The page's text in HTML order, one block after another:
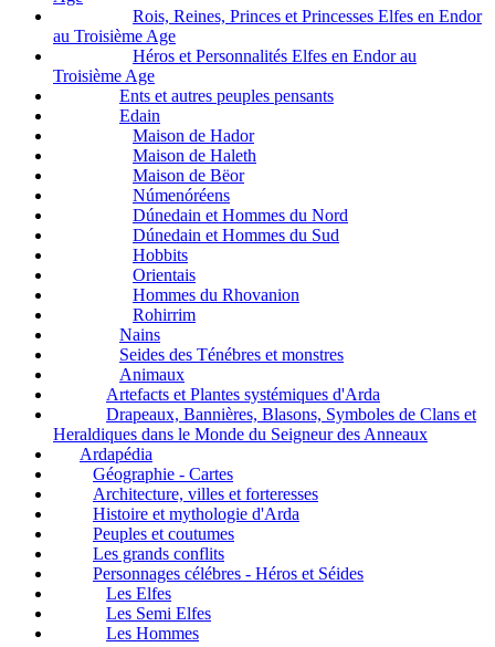
Rois, Reines, Princes et Princesses Elfes en Endor
au Troisième Age
Héros et Personnalités Elfes en Endor au
Troisième Age
Ents et autres peuples pensants
Edain
Maison de Hador
Maison de Haleth
Maison de Bëor
Númenóréens
Dúnedain et Hommes du Nord
Dúnedain et Hommes du Sud
Hobbits
Orientais
Hommes du Rhovanion
Rohirrim
Nains
Seides des Ténébres et monstres
Animaux
Artefacts et Plantes systémiques d'Arda
Drapeaux, Bannières, Blasons, Symboles de Clans et
Heraldiques dans le Monde du Seigneur des Anneaux
Ardapédia
Géographie - Cartes
Architecture, villes et forteresses
Histoire et mythologie d'Arda
Peuples et coutumes
Les grands conflits
Personnages célébres - Héros et Séides
Les Elfes
Les Semi Elfes
Les Hommes